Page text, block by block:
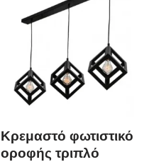
Κρεμαστό φωτιστικό
οροφής τριπλό